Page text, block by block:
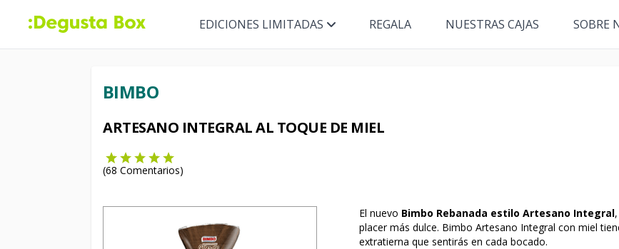
EDICIONES LIMITADAS REGALA NUESTRAS CAJAS SOBRE
BIMBO
ARTESANO INTEGRAL AL TOQUE DE MIEL
(68 Comentarios)
El nuevo Bimbo Rebanada estilo Artesano Integral
placer más dulce. Bimbo Artesano Integral con miel
extratierna que sentirás en cada bocado.